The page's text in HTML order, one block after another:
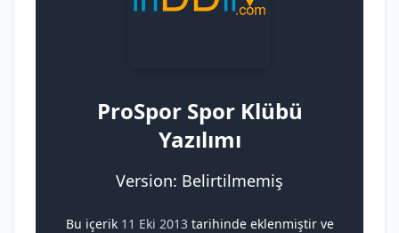
ProSpor Spor Klübü
Yazılımı
Version: Belirtilmemiş
Bu içerik 11 Eki 2013 tarihinde eklenmiştir ve